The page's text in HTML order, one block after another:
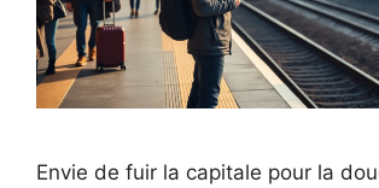
Envie de fuir la capitale pour la